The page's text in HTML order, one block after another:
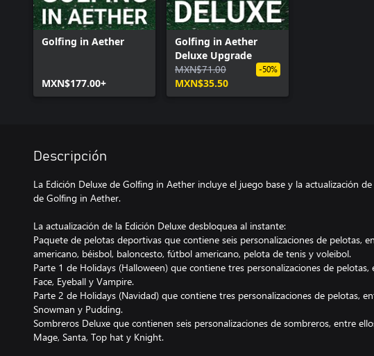
Golfing in Aether
MXN$177.00+
Golfing in Aether
Deluxe Upgrade
MXN$71.00
MXN$35.50
-50%
Descripción
La Edición Deluxe de Golfing in Aether incluye el juego base y la actualización
de Golfing in Aether.
La actualización de la Edición Deluxe desbloquea al instante:
Paquete de pelotas deportivas que contiene seis personalizaciones de pelotas,
americano, béisbol, baloncesto, fútbol americano, pelota de tenis y voleibol.
Parte 1 de Holidays (Halloween) que contiene tres personalizaciones de pelotas,
Face, Eyeball y Vampire.
Parte 2 de Holidays (Navidad) que contiene tres personalizaciones de pelotas,
Snowman y Pudding.
Sombreros Deluxe que contienen seis personalizaciones de sombreros, entre
Mage, Santa, Top hat y Knight.